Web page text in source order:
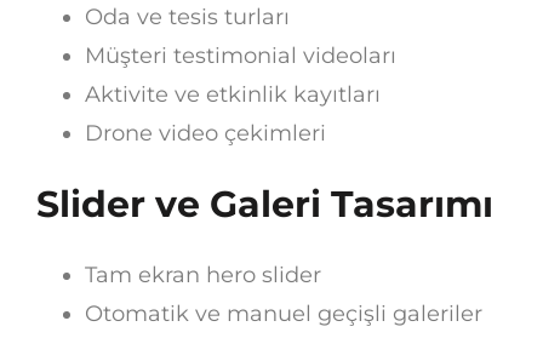
Oda ve tesis turları
Müşteri testimonial videoları
Aktivite ve etkinlik kayıtları
Drone video çekimleri
Slider ve Galeri Tasarımı
Tam ekran hero slider
Otomatik ve manuel geçişli galeriler